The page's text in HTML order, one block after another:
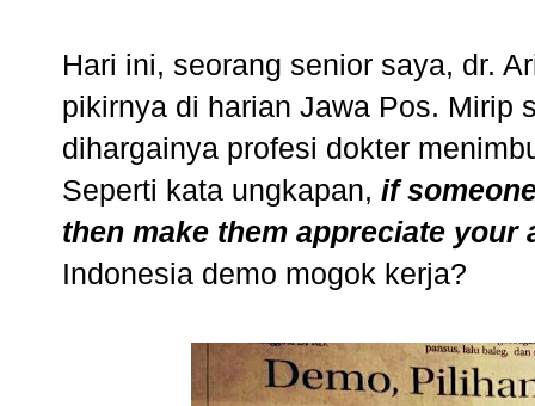
Hari ini, seorang senior saya, dr.
pikirnya di harian Jawa Pos. Mirip
dihargainya profesi dokter
Seperti kata ungkapan, if
then make them appreciate your
Indonesia demo mogok kerja?